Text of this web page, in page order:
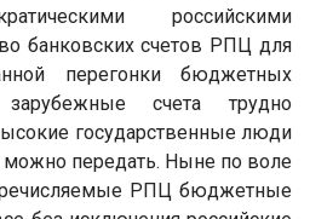
российскими
банковских счетов РПЦ для
перегонки бюджетных
счета трудно
государственные люди
передать. Ныне по воле
РПЦ бюджетные